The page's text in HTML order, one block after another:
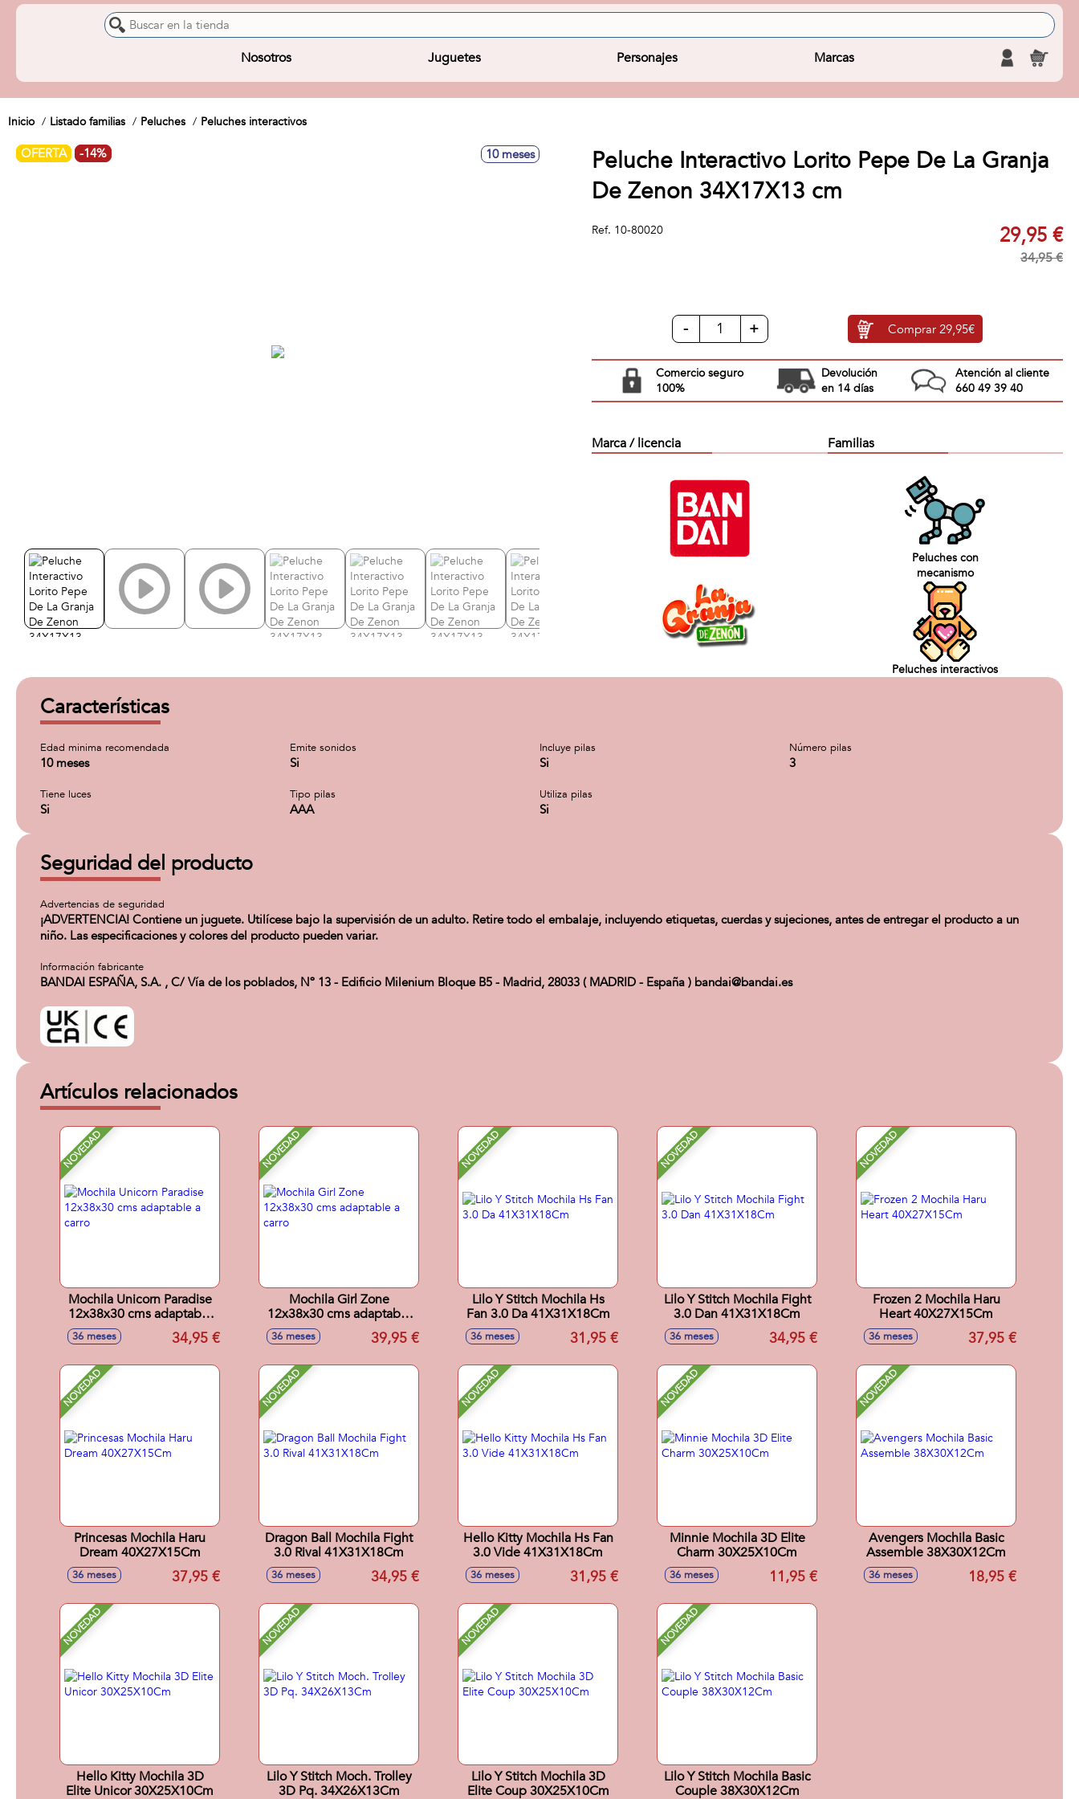
Nosotros Juguetes Personajes Marcas
Inicio Listado familias Peluches Peluches interactivos
OFERTA -14% 10 meses
Peluche Interactivo Lorito Pepe De La Granja
De Zenon 34X17X13 cm
Ref. 10-80020 29,95 €
34,95 €
- + Comprar29,95€
Comercio seguro
100%
Devolución
en 14 días
Atención al cliente
660 49 39 40
Marca / licencia Familias
Peluches con
mecanismo
Peluches interactivos
Características
Edad minima recomendada
10 meses
Emite sonidos
Si
Incluye pilas
Si
Número pilas
3
Tiene luces
Si
Tipo pilas
AAA
Utiliza pilas
Si
Seguridad del producto
Advertencias de seguridad
¡ADVERTENCIA! Contiene un juguete. Utilícese bajo la supervisión de un adulto. Retire todo el embalaje, incluyendo etiquetas, cuerdas y sujeciones, antes de entregar el producto a un
niño. Las especificaciones y colores del producto pueden variar.
Información fabricante
BANDAI ESPAÑA, S.A. , C/ Vía de los poblados, Nº 13 - Edificio Milenium Bloque B5 - Madrid, 28033 ( MADRID - España ) bandai@bandai.es
Artículos relacionados
NOVEDAD
Mochila Unicorn Paradise
12x38x30 cms adaptable
a carro
36 meses 34,95 €
NOVEDAD
Mochila Girl Zone
12x38x30 cms adaptable
a carro
36 meses 39,95 €
NOVEDAD
Lilo Y Stitch Mochila Hs
Fan 3.0 Da 41X31X18Cm
36 meses 31,95 €
NOVEDAD
Lilo Y Stitch Mochila Fight
3.0 Dan 41X31X18Cm
36 meses 34,95 €
NOVEDAD
Frozen 2 Mochila Haru
Heart 40X27X15Cm
36 meses 37,95 €
NOVEDAD
Princesas Mochila Haru
Dream 40X27X15Cm
36 meses 37,95 €
NOVEDAD
Dragon Ball Mochila Fight
3.0 Rival 41X31X18Cm
36 meses 34,95 €
NOVEDAD
Hello Kitty Mochila Hs Fan
3.0 Vide 41X31X18Cm
36 meses 31,95 €
NOVEDAD
Minnie Mochila 3D Elite
Charm 30X25X10Cm
36 meses 11,95 €
NOVEDAD
Avengers Mochila Basic
Assemble 38X30X12Cm
36 meses 18,95 €
NOVEDAD
Hello Kitty Mochila 3D
Elite Unicor 30X25X10Cm
NOVEDAD
Lilo Y Stitch Moch. Trolley
3D Pq. 34X26X13Cm
NOVEDAD
Lilo Y Stitch Mochila 3D
Elite Coup 30X25X10Cm
NOVEDAD
Lilo Y Stitch Mochila Basic
Couple 38X30X12Cm